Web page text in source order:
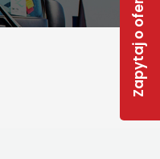
Zapytaj o ofertę